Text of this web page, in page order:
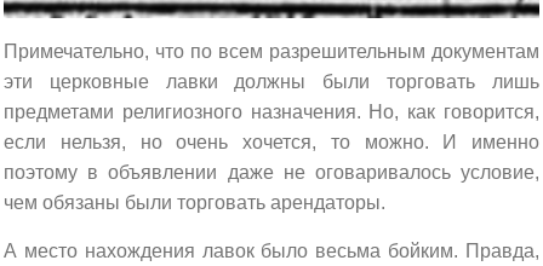
Примечательно, что по всем разрешительным документам
эти церковные лавки должны были торговать лишь
предметами религиозного назначения. Но, как говорится,
если нельзя, но очень хочется, то можно. И именно
поэтому в объявлении даже не оговаривалось условие,
чем обязаны были торговать арендаторы.
А место нахождения лавок было весьма бойким. Правда,